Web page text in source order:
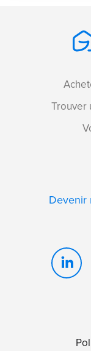
Trouver
Devenir